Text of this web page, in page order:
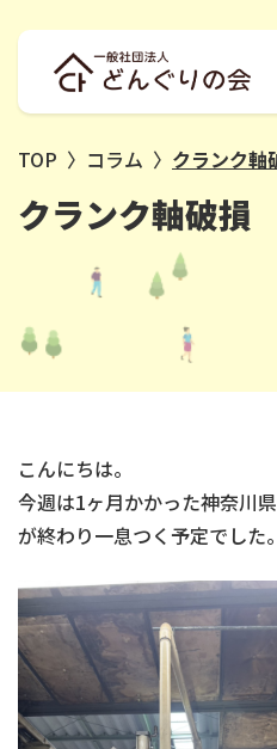
TOP 〉 コラム 〉 クランク軸
クランク軸破損
こんにちは。
今週は1ヶ月かかった神奈川
が終わり一息つく予定でした